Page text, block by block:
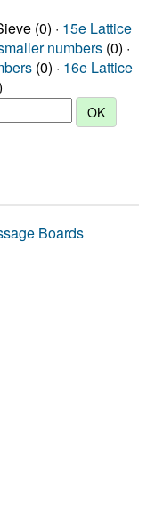
(0) · 15e Lattice
numbers (0) ·
(0) · 16e Lattice
Boards